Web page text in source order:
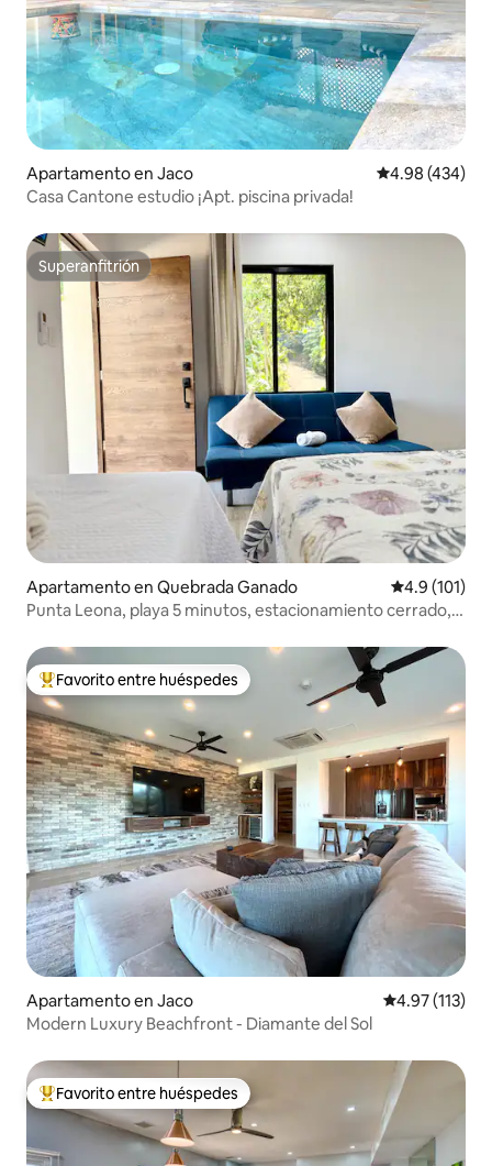
Apartamento en Jaco Calificación
4.98 (434)
Casa Cantone estudio ¡Apt. piscina privada!
Superanfitrión
Superanfitrión
Apartamento en Quebrada Ganado Calificación
4.9 (101)
Punta Leona, playa 5 minutos, estacionamiento cerrado,
Favorito entre huéspedes preferido
Favorito entre huéspedes
Apartamento en Jaco Calificación
4.97 (113)
Modern Luxury Beachfront - Diamante del Sol
Favorito entre huéspedes preferido
Favorito entre huéspedes